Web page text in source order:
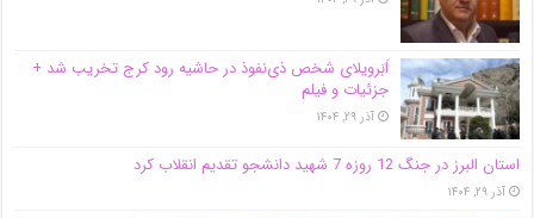
اَبَر‌ویلای شخص ذی‌نفوذ در حاشیه‌ رود کرج تخریب شد +
جزئیات و فیلم
آذر ۲۹, ۱۴۰۴
استان البرز در جنگ 12 روزه 7 شهید دانشجو تقدیم انقلاب کرد
آذر ۲۹, ۱۴۰۴